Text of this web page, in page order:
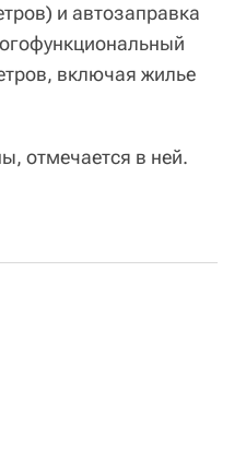
и автозаправка
включая жилье
отмечается в ней.